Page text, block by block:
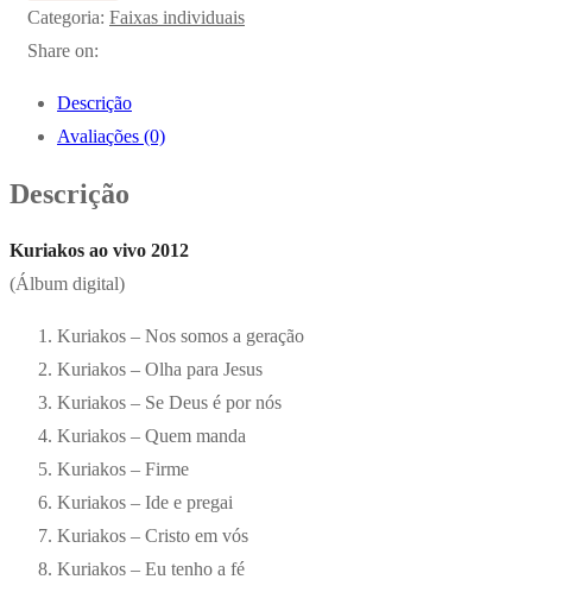
Categoria: Faixas individuais
Share on:
Descrição
Avaliações (0)
Descrição
Kuriakos ao vivo 2012
(Álbum digital)
Kuriakos – Nos somos a geração
Kuriakos – Olha para Jesus
Kuriakos – Se Deus é por nós
Kuriakos – Quem manda
Kuriakos – Firme
Kuriakos – Ide e pregai
Kuriakos – Cristo em vós
Kuriakos – Eu tenho a fé